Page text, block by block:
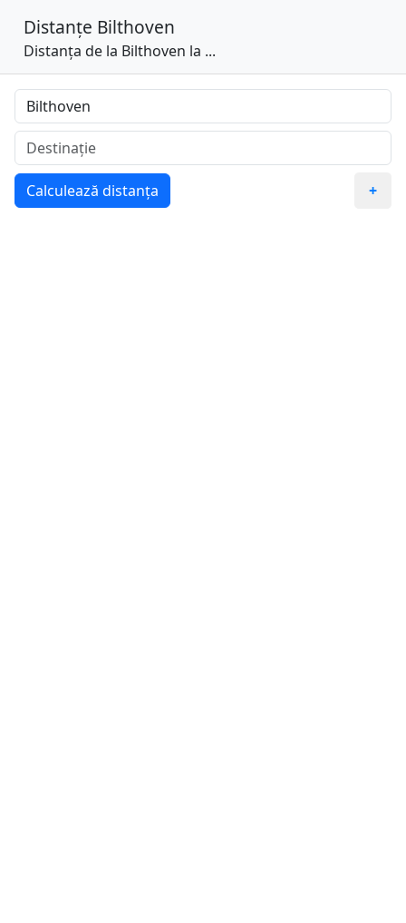
Distanțe Bilthoven
Distanța de la Bilthoven la ...
Calculează distanța +